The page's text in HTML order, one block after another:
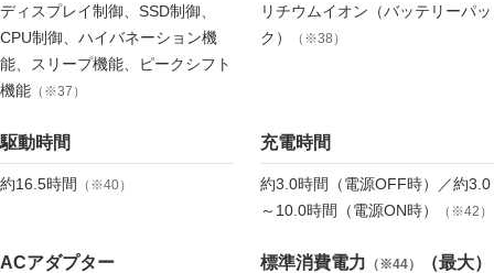
ディスプレイ制御、SSD制御、
CPU制御、ハイバネーション機
能、スリープ機能、ピークシフト
機能 （※37）
リチウムイオン（バッテリーパッ
ク）
（※38）
駆動時間
約16.5時間 （※40）
充電時間
約3.0時間（電源OFF時）／約3.0
～10.0時間（電源ON時）
（※42）
ACアダプター 標準消費電力 （※44） （最大）